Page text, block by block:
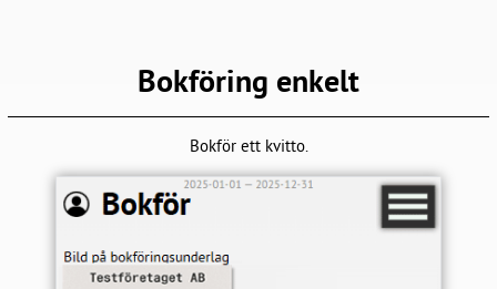
Bokföring enkelt
Bokför ett kvitto.